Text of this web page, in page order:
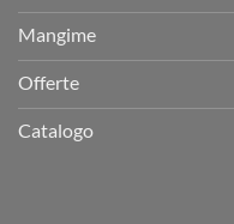
Mangime
Offerte
Catalogo